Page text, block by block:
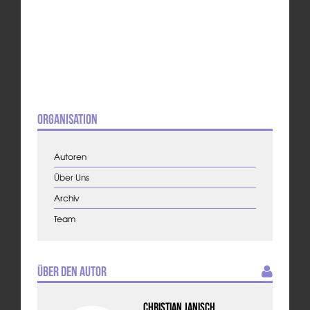
Organisation
Autoren
Über Uns
Archiv
Team
Über den Autor